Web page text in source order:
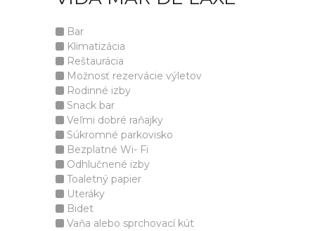
Bar
Klimatizácia
Reštaurácia
Možnosť rezervácie výletov
Rodinné izby
Snack bar
Veľmi dobré raňajky
Súkromné parkovisko
Bezplatné Wi- Fi
Odhlučnené izby
Toaletný papier
Uteráky
Bidet
Vaňa alebo sprchovací kút